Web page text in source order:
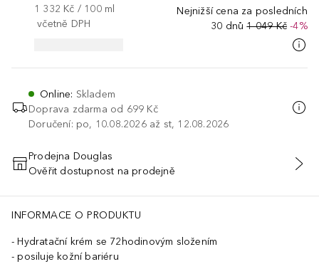
Nejnižší cena za posledních
30 dnů 1 049 Kč -4%
1 332 Kč / 100 ml
včetně DPH
Online: Skladem
Doprava zdarma od 699 Kč
Doručení: po, 10.08.2026 až st, 12.08.2026
PŘIDAT DO KOŠÍKU
Prodejna Douglas
Ověřit dostupnost na prodejně
INFORMACE O PRODUKTU
Hydratační krém se 72hodinovým složením
posiluje kožní bariéru